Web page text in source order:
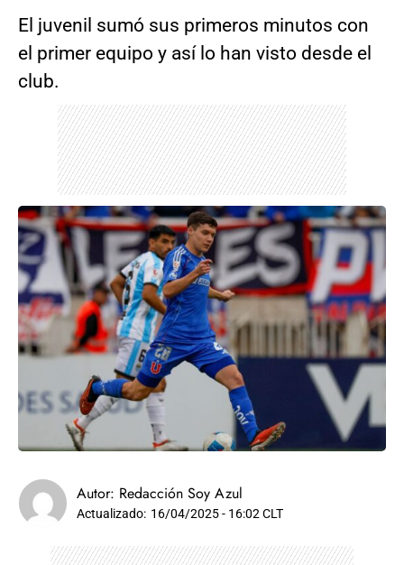
El juvenil sumó sus primeros minutos con
el primer equipo y así lo han visto desde el
club.
Autor: Redacción Soy Azul
Actualizado: 16/04/2025 - 16:02 CLT